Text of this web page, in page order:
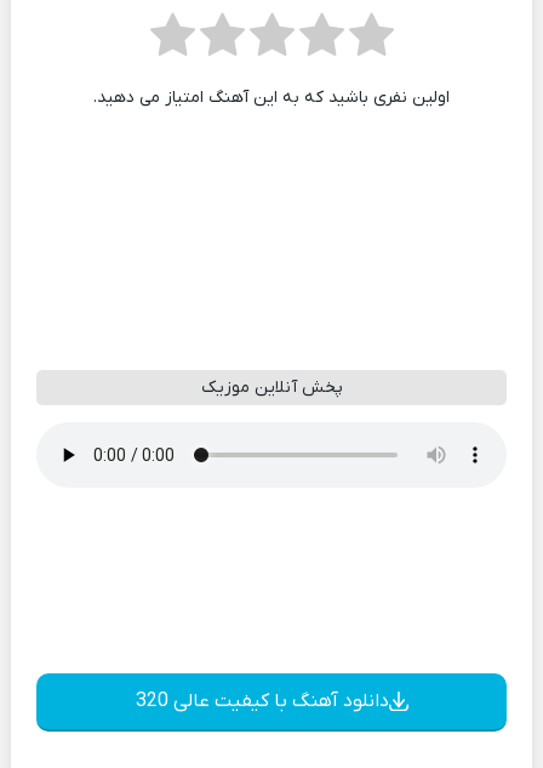
اولین نفری باشید که به این آهنگ امتیاز می دهید.
پخش آنلاین موزیک
دانلود آهنگ با کیفیت عالی 320